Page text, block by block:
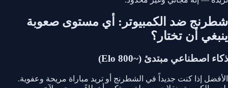
شطرنج ضد الكمبيوتر: أي مستوى صعوبة
ينبغي أن تختار؟
ذكاء اصطناعي مبتدئ (~800 Elo)
الأفضل إذا كنت جديداً في الشطرنج أو تريد مباراة مريحة وعفوية.